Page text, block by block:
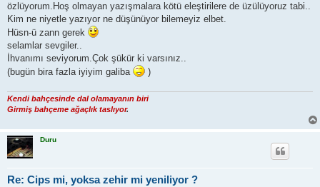
özlüyorum.Hoş olmayan yazışmalara kötü eleştirilere de üzülüyoruz tabi..
Kim ne niyetle yazıyor ne düşünüyor bilemeyiz elbet.
Hüsn-ü zann gerek
selamlar sevgiler..
İhvanımı seviyorum.Çok şükür ki varsınız..
(bugün bira fazla iyiyim galiba
)
Kendi bahçesinde dal olamayanın biri
Girmiş bahçeme ağaçlık taslıyor.
Duru
Re: Cips mi, yoksa zehir mi yeniliyor ?